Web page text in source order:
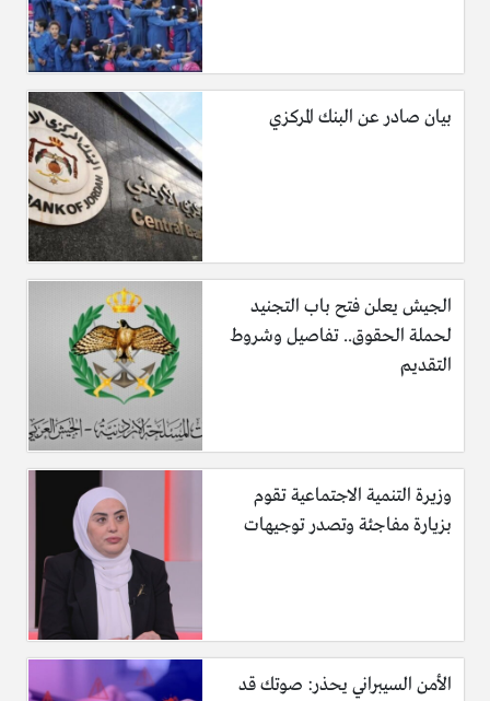
بيان صادر عن البنك المركزي
الجيش يعلن فتح باب التجنيد
لحملة الحقوق.. تفاصيل وشروط
التقديم
وزيرة التنمية الاجتماعية تقوم
بزيارة مفاجئة وتصدر توجيهات
الأمن السيبراني يحذر: صوتك قد